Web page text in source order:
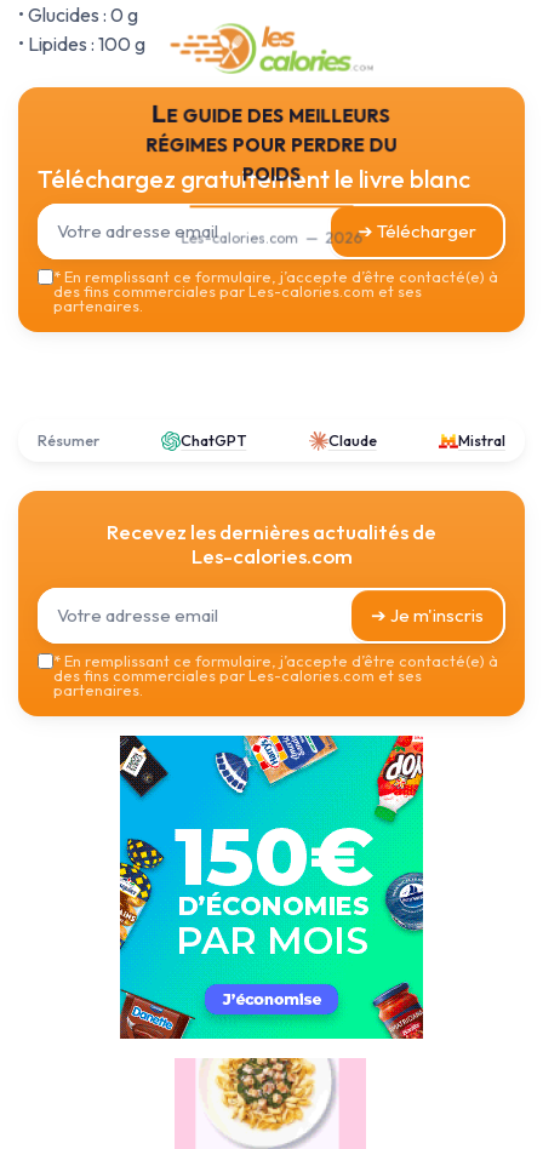
• Glucides : 0 g
• Lipides : 100 g
Le guide des meilleurs
régimes pour perdre du
poids
Les-calories.com — 2026
Téléchargez gratuitement le livre blanc
➔ Télécharger
*En remplissant ce formulaire, j’accepte d’être contacté(e) à
des fins commerciales par Les-calories.com et ses
partenaires.
Résumer ChatGPT Claude Mistral
Recevez les dernières actualités de
Les-calories.com
➔ Je m'inscris
*En remplissant ce formulaire, j’accepte d’être contacté(e) à
des fins commerciales par Les-calories.com et ses
partenaires.